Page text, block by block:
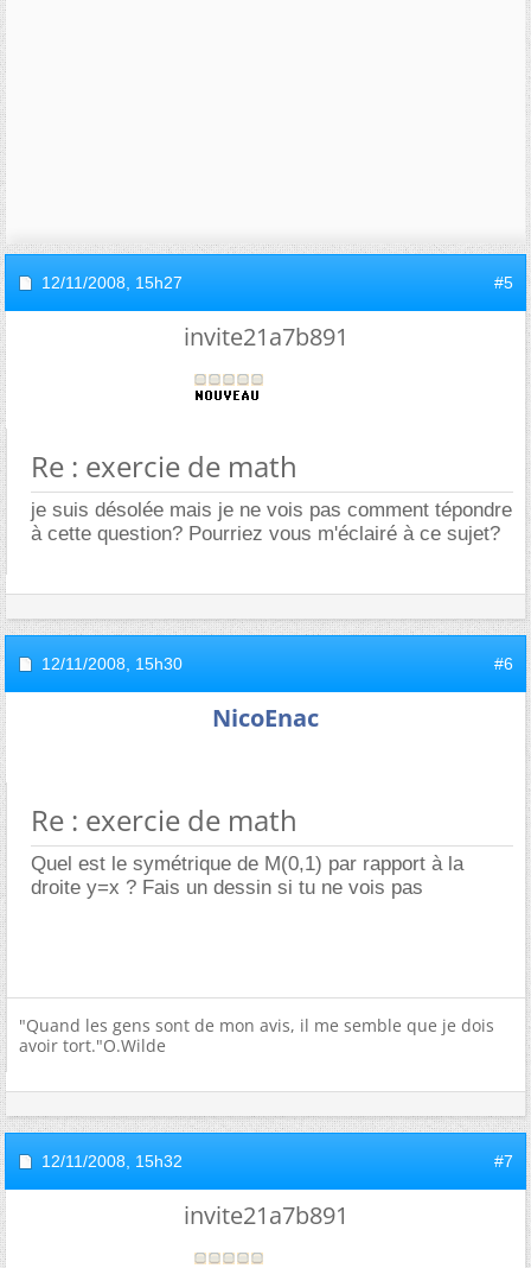
12/11/2008, 15h27 #5
invite21a7b891
Re : exercie de math
je suis désolée mais je ne vois pas comment tépondre
à cette question? Pourriez vous m'éclairé à ce sujet?
12/11/2008, 15h30 #6
NicoEnac
Re : exercie de math
Quel est le symétrique de M(0,1) par rapport à la
droite y=x ? Fais un dessin si tu ne vois pas
"Quand les gens sont de mon avis, il me semble que je dois
avoir tort."O.Wilde
12/11/2008, 15h32 #7
invite21a7b891